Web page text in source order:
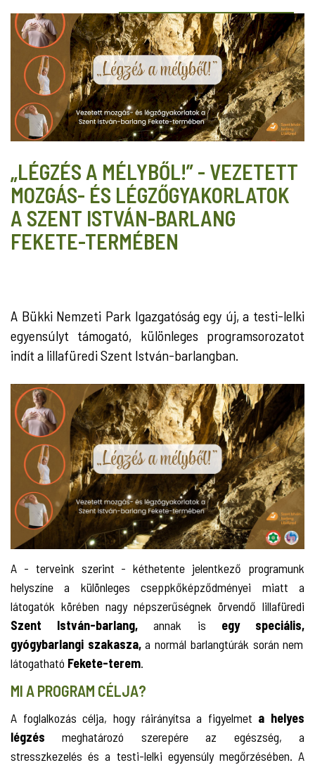
„LÉGZÉS A MÉLYBŐL!” - VEZETETT
MOZGÁS- ÉS LÉGZŐGYAKORLATOK
A SZENT ISTVÁN-BARLANG
FEKETE-TERMÉBEN
A Bükki Nemzeti Park Igazgatóság egy új, a testi-lelki
egyensúlyt támogató, különleges programsorozatot
indít a lillafüredi Szent István-barlangban.
A - terveink szerint - kéthetente jelentkező programunk
helyszíne a különleges cseppkőképződményei miatt a
látogatók körében nagy népszerűségnek örvendő lillafüredi
Szent István-barlang,annak is egy speciális,
gyógybarlangi szakasza,a normál barlangtúrák során nem
látogatható Fekete-terem.
MI A PROGRAM CÉLJA?
A foglalkozás célja, hogy ráirányítsa a figyelmet a helyes
légzés meghatározó szerepére az egészség, a
stresszkezelés és a testi-lelki egyensúly megőrzésében. A